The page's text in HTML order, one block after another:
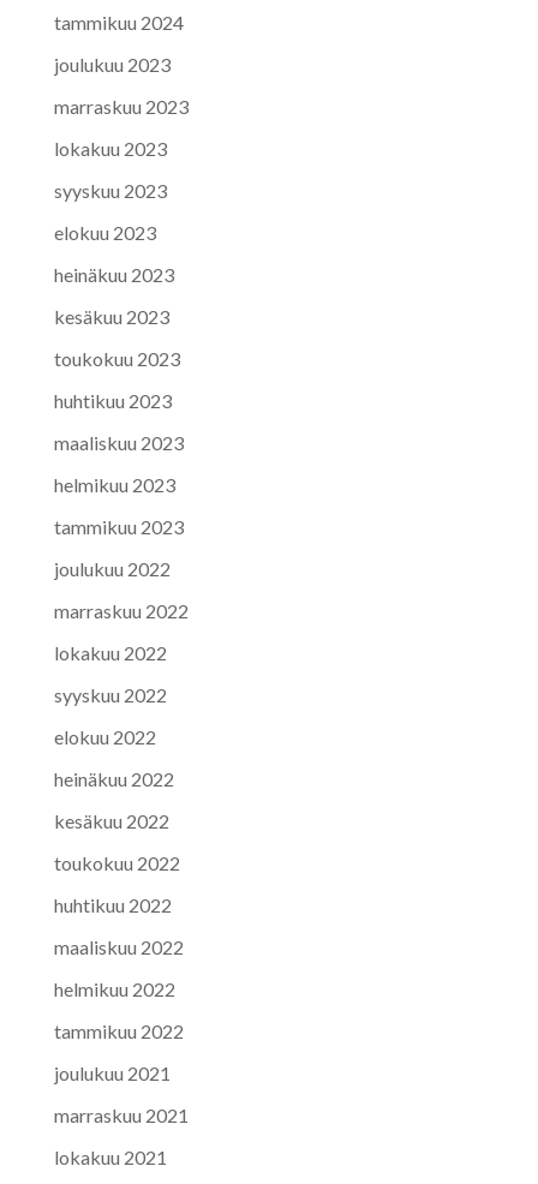
tammikuu 2024
joulukuu 2023
marraskuu 2023
lokakuu 2023
syyskuu 2023
elokuu 2023
heinäkuu 2023
kesäkuu 2023
toukokuu 2023
huhtikuu 2023
maaliskuu 2023
helmikuu 2023
tammikuu 2023
joulukuu 2022
marraskuu 2022
lokakuu 2022
syyskuu 2022
elokuu 2022
heinäkuu 2022
kesäkuu 2022
toukokuu 2022
huhtikuu 2022
maaliskuu 2022
helmikuu 2022
tammikuu 2022
joulukuu 2021
marraskuu 2021
lokakuu 2021